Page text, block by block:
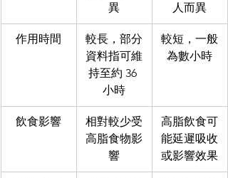
異
人而異
作用時間
較長，部分
資料指可維
持至約 36
小時
較短，一般
為數小時
飲食影響
相對較少受
高脂食物影
響
高脂飲食可
能延遲吸收
或影響效果